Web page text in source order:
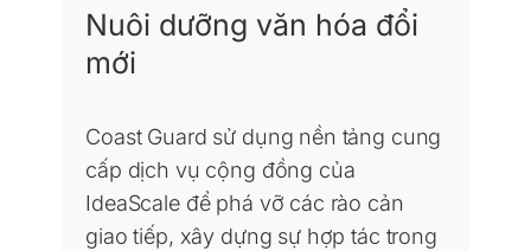
Nuôi dưỡng văn hóa đổi
mới
Coast Guard sử dụng nền tảng cung
cấp dịch vụ cộng đồng của
IdeaScale để phá vỡ các rào cản
giao tiếp, xây dựng sự hợp tác trong